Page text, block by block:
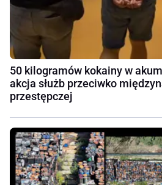
50 kilogramów kokainy w
akcja służb przeciwko
przestępczej